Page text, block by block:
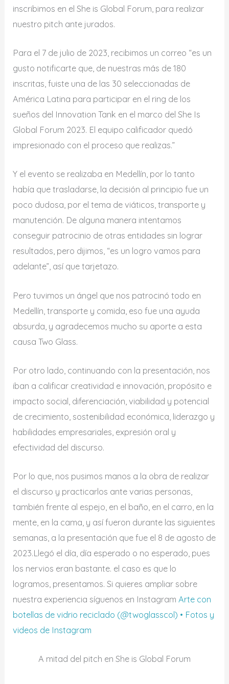
inscribimos en el She is Global Forum, para realizar
nuestro pitch ante jurados.
Para el 7 de julio de 2023, recibimos un correo “es un
gusto notificarte que, de nuestras más de 180
inscritas, fuiste una de las 30 seleccionadas de
América Latina para participar en el ring de los
sueños del Innovation Tank en el marco del She Is
Global Forum 2023. El equipo calificador quedó
impresionado con el proceso que realizas.”
Y el evento se realizaba en Medellín, por lo tanto
había que trasladarse, la decisión al principio fue un
poco dudosa, por el tema de viáticos, transporte y
manutención. De alguna manera intentamos
conseguir patrocinio de otras entidades sin lograr
resultados, pero dijimos, “es un logro vamos para
adelante”, así que tarjetazo.
Pero tuvimos un ángel que nos patrocinó todo en
Medellín, transporte y comida, eso fue una ayuda
absurda, y agradecemos mucho su aporte a esta
causa Two Glass.
Por otro lado, continuando con la presentación, nos
iban a calificar creatividad e innovación, propósito e
impacto social, diferenciación, viabilidad y potencial
de crecimiento, sostenibilidad económica, liderazgo y
habilidades empresariales, expresión oral y
efectividad del discurso.
Por lo que, nos pusimos manos a la obra de realizar
el discurso y practicarlos ante varias personas,
también frente al espejo, en el baño, en el carro, en la
mente, en la cama, y así fueron durante las siguientes
semanas, a la presentación que fue el 8 de agosto de
2023.Llegó el día, día esperado o no esperado, pues
los nervios eran bastante. el caso es que lo
logramos, presentamos. Si quieres ampliar sobre
nuestra experiencia síguenos en InstagramArte con
botellas de vidrio reciclado (@twoglasscol) • Fotos y
videos de Instagram
A mitad del pitch en She is Global Forum